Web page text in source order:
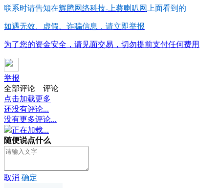
联系时请告知在辉腾网络科技-上蔡喇叭网 上面看到的
如遇无效、虚假、诈骗信息，请立即举报
为了您的资金安全，请见面交易，切勿提前支付任何费用
举报
全部评论
评论
点击加载更多
还没有评论...
没有更多评论...
正在加载...
随便说点什么
取消 确定